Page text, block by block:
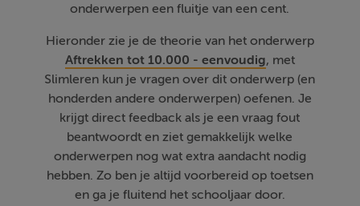
onderwerpen een fluitje van een cent.
Hieronder zie je de theorie van het onderwerp
Aftrekken tot 10.000 - eenvoudig, met
Slimleren kun je vragen over dit onderwerp (en
honderden andere onderwerpen) oefenen. Je
krijgt direct feedback als je een vraag fout
beantwoordt en ziet gemakkelijk welke
onderwerpen nog wat extra aandacht nodig
hebben. Zo ben je altijd voorbereid op toetsen
en ga je fluitend het schooljaar door.